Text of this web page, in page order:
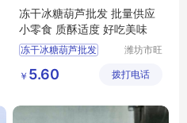
冻干冰糖葫芦批发 批量供应
小零食 质酥适度 好吃美味
冻干冰糖葫芦批发
冻干冰糖葫芦
冻干芝麻糖葫芦
潍坊市旺
限公司
￥ 5.60 拨打电话